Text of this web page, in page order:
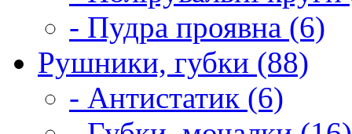
- Пудра проявна (6)
Рушники, губки (88)
- Антистатик (6)